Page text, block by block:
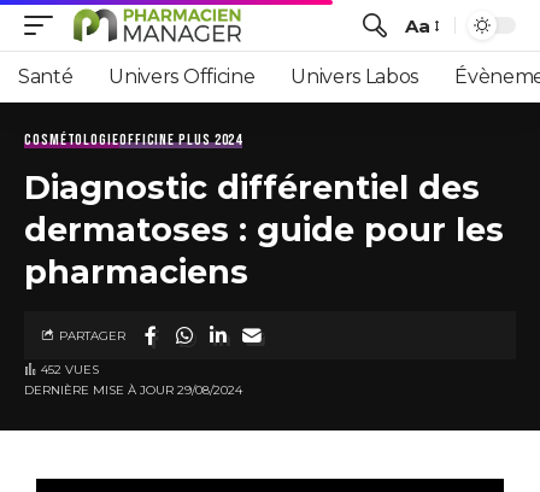
Aa
Santé Univers Officine Univers Labos
COSMÉTOLOGIEOFFICINE PLUS 2024
Diagnostic différentiel des
dermatoses : guide pour les
pharmaciens
DERNIÈRE MISE À JOUR 29/08/2024
452 VUES
PARTAGER